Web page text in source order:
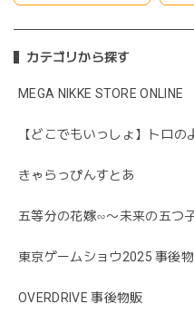
カテゴリから探す
MEGA NIKKE STORE ONLINE
【どこでもいっしょ】トロ
きゃらっぴんすとあ
五等分の花嫁∽〜未来の五つ
東京ゲームショウ2025 事後
OVERDRIVE 事後物販